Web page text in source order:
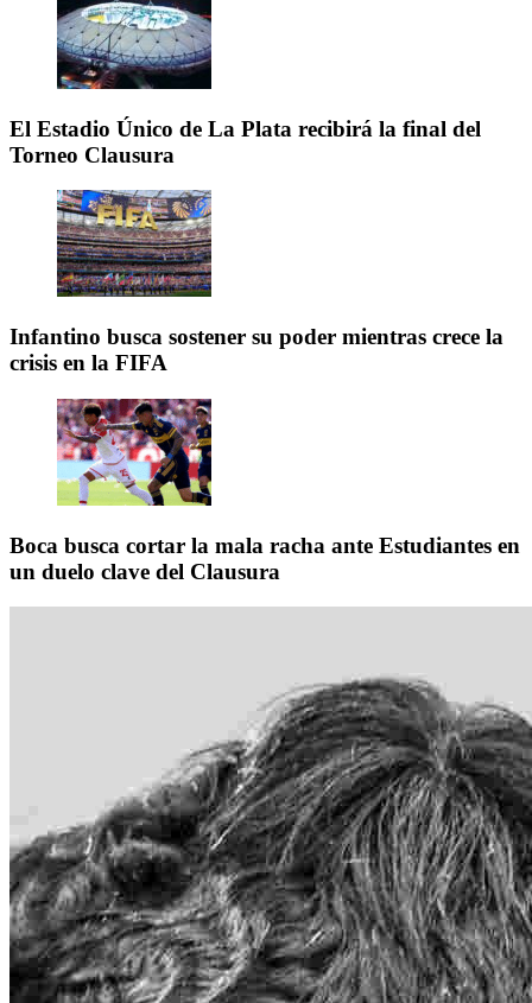
El Estadio Único de La Plata recibirá la final del
Torneo Clausura
Infantino busca sostener su poder mientras crece la
crisis en la FIFA
Boca busca cortar la mala racha ante Estudiantes en
un duelo clave del Clausura